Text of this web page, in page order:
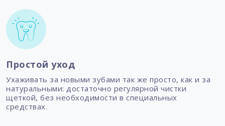
Простой уход
Ухаживать за новыми зубами так же просто, как и за
натуральными: достаточно регулярной чистки
щеткой, без необходимости в специальных
средствах.